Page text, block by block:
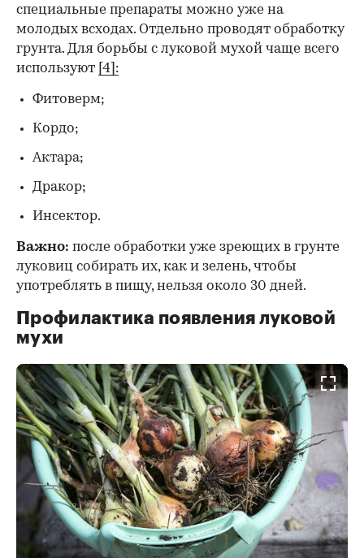
специальные препараты можно уже на
молодых всходах. Отдельно проводят обработку
грунта. Для борьбы с луковой мухой чаще всего
используют [4]:
Фитоверм;
Кордо;
Актара;
Дракор;
Инсектор.
Важно: после обработки уже зреющих в грунте
луковиц собирать их, как и зелень, чтобы
употреблять в пищу, нельзя около 30 дней.
Профилактика появления луковой
мухи